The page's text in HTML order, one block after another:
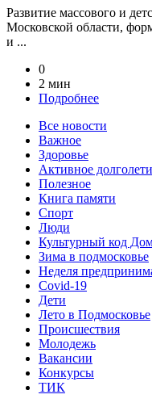
Развитие массового и
Московской области,
и ...
0
2 мин
Подробнее
Все новости
Важное
Здоровье
Активное
Полезное
Книга памяти
Спорт
Люди
Культурный код
Зима в подмосковье
Неделя
Covid-19
Дети
Лето в Подмосковье
Происшествия
Молодежь
Вакансии
Конкурсы
ТИК